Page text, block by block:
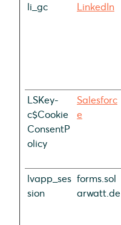
li_gc LinkedIn
LSKey-
c$Cookie
ConsentP
olicy
Salesforc
e
lvapp_ses
sion
forms.sol
arwatt.de